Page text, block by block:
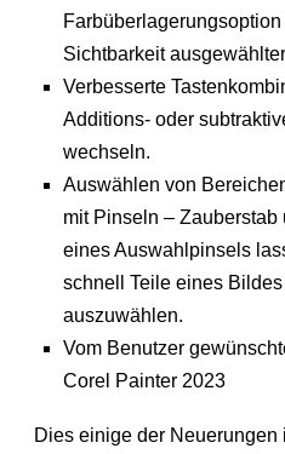
Sichtbarkeit
Verbesserte
Additions- oder
wechseln.
Auswählen von
mit Pinseln –
eines Auswahlpinsels
schnell Teile eines
auszuwählen.
Vom Benutzer
Corel Painter 2023
Dies einige der Neuerungen